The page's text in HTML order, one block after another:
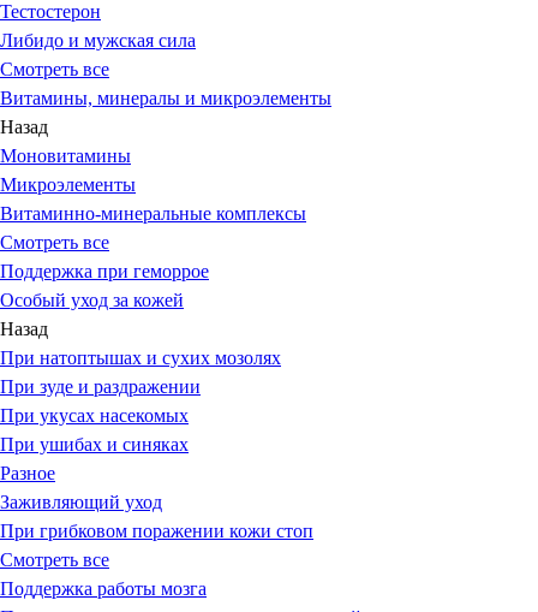
Тестостерон
Либидо и мужская сила
Смотреть все
Витамины, минералы и микроэлементы
Назад
Моновитамины
Микроэлементы
Витаминно-минеральные комплексы
Смотреть все
Поддержка при геморрое
Особый уход за кожей
Назад
При натоптышах и сухих мозолях
При зуде и раздражении
При укусах насекомых
При ушибах и синяках
Разное
Заживляющий уход
При грибковом поражении кожи стоп
Смотреть все
Поддержка работы мозга